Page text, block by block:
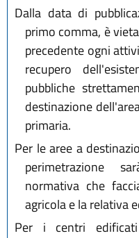
Dalla data di
primo comma, è
precedente ogni
recupero
pubbliche
destinazione
primaria.
Per le aree a
perimetrazione
normativa che
agricola e la relativa
Per i centri